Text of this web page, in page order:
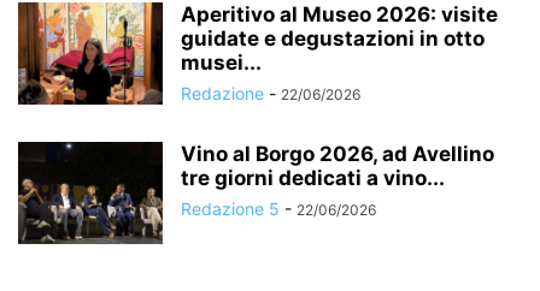
Aperitivo al Museo 2026: visite
guidate e degustazioni in otto
musei...
Redazione - 22/06/2026
Vino al Borgo 2026, ad Avellino
tre giorni dedicati a vino...
Redazione 5 - 22/06/2026